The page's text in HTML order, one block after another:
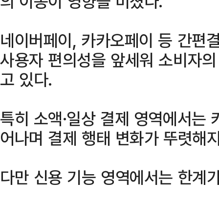
네이버페이, 카카오페이 등 간편
사용자 편의성을 앞세워 소비자
고 있다.
특히 소액·일상 결제 영역에서는
어나며 결제 행태 변화가 뚜렷해
다만 신용 기능 영역에서는 한계